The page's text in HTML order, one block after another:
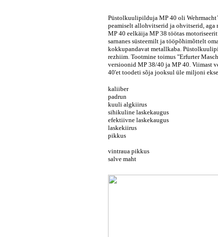
Püstolkuulipilduja MP 40 oli
peamiselt allohvitserid ja ohvitserid, aga
MP 40 eelkäija MP 38 töötas
sarnanes süsteemilt ja tööpõhimõttelt
kokkupandavat metallkaba.
rezhiim. Tootmine toimus "Erfurter
versioonid MP 38/40 ja MP 40. Viimast
40'et toodeti sõja jooksul üle miljoni
kaliiber
padrun
kuuli algkiirus
sihikuline laskekaugus
efektiivne laskekaugus
laskekiirus
pikkus
vintraua pikkus
salve maht